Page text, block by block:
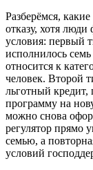
Разберёмся,
отказу, хотя
условия: первый
исполнилось семь
относится к
человек. Второй
льготный кредит,
программу на
можно снова
регулятор прямо
семью, а
условий